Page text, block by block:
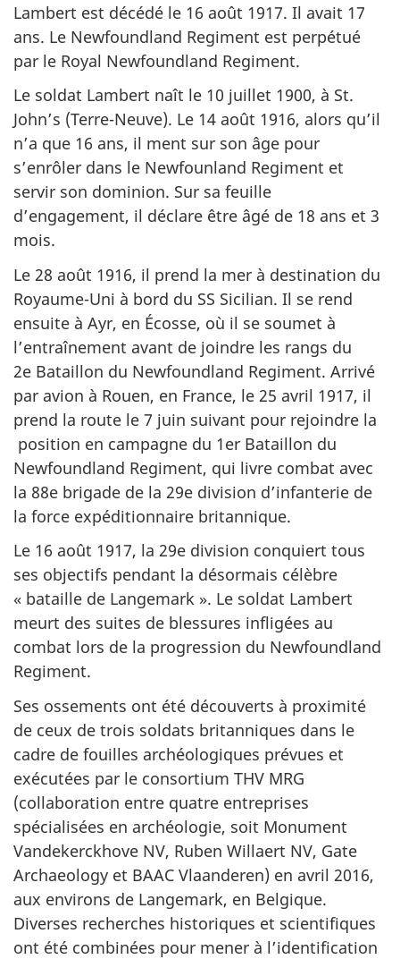
Lambert est décédé le 16 août 1917. Il avait 17
ans. Le Newfoundland Regiment est perpétué
par le Royal Newfoundland Regiment.
Le soldat Lambert naît le 10 juillet 1900, à St.
John’s (Terre-Neuve). Le 14 août 1916, alors qu’il
n’a que 16 ans, il ment sur son âge pour
s’enrôler dans le Newfounland Regiment et
servir son dominion. Sur sa feuille
d’engagement, il déclare être âgé de 18 ans et 3
mois.
Le 28 août 1916, il prend la mer à destination du
Royaume-Uni à bord du SS Sicilian. Il se rend
ensuite à Ayr, en Écosse, où il se soumet à
l’entraînement avant de joindre les rangs du
2e Bataillon du Newfoundland Regiment. Arrivé
par avion à Rouen, en France, le 25 avril 1917, il
prend la route le 7 juin suivant pour rejoindre la
position en campagne du 1er Bataillon du
Newfoundland Regiment, qui livre combat avec
la 88e brigade de la 29e division d’infanterie de
la force expéditionnaire britannique.
Le 16 août 1917, la 29e division conquiert tous
ses objectifs pendant la désormais célèbre
« bataille de Langemark ». Le soldat Lambert
meurt des suites de blessures infligées au
combat lors de la progression du Newfoundland
Regiment.
Ses ossements ont été découverts à proximité
de ceux de trois soldats britanniques dans le
cadre de fouilles archéologiques prévues et
exécutées par le consortium THV MRG
(collaboration entre quatre entreprises
spécialisées en archéologie, soit Monument
Vandekerckhove NV, Ruben Willaert NV, Gate
Archaeology et BAAC Vlaanderen) en avril 2016,
aux environs de Langemark, en Belgique.
Diverses recherches historiques et scientifiques
ont été combinées pour mener à l’identification